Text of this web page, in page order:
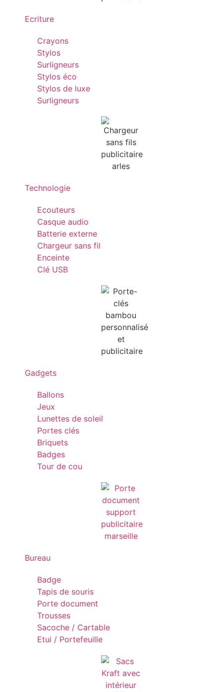
Ecriture
Crayons
Stylos
Surligneurs
Stylos éco
Stylos de luxe
Surligneurs
Technologie
Ecouteurs
Casque audio
Batterie externe
Chargeur sans fil
Enceinte
Clé USB
Gadgets
Ballons
Jeux
Lunettes de soleil
Portes clés
Briquets
Badges
Tour de cou
Bureau
Badge
Tapis de souris
Porte document
Trousses
Sacoche / Cartable
Etui / Portefeuille